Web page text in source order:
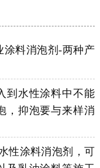
涂料消泡剂-两种产
到水性涂料中不能
，抑泡要与来样消
性涂料消泡剂，可